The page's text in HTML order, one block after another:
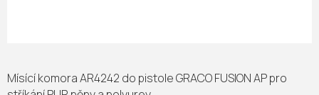
Mísící komora AR4242 do pistole GRACO FUSION AP pro